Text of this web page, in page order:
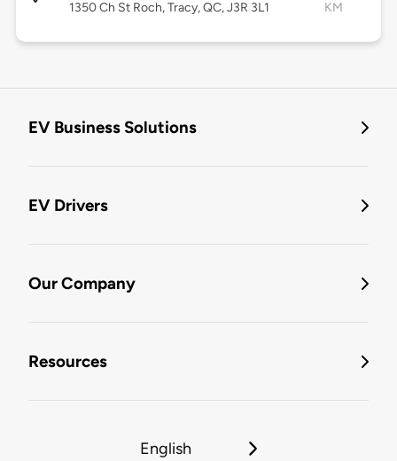
1350 Ch St Roch, Tracy, QC, J3R 3L1 KM
EV Business Solutions
EV Drivers
Our Company
Resources
English